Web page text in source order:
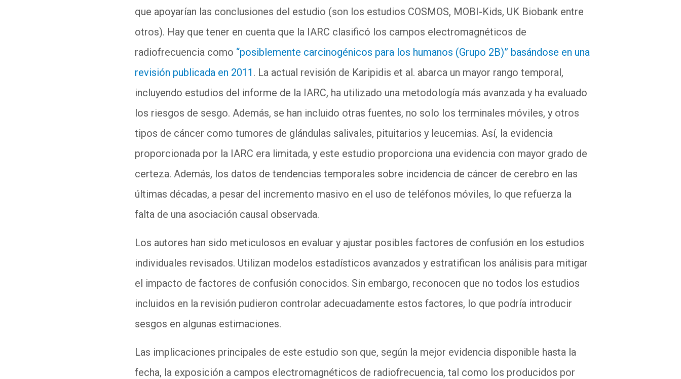
que apoyarían las conclusiones del estudio (son los estudios COSMOS, MOBI-Kids, UK Biobank entre
otros). Hay que tener en cuenta que la IARC clasificó los campos electromagnéticos de
radiofrecuencia como “posiblemente carcinogénicos para los humanos (Grupo 2B)” basándose en una
revisión publicada en 2011 . La actual revisión de Karipidis et al. abarca un mayor rango temporal,
incluyendo estudios del informe de la IARC, ha utilizado una metodología más avanzada y ha evaluado
los riesgos de sesgo. Además, se han incluido otras fuentes, no solo los terminales móviles, y otros
tipos de cáncer como tumores de glándulas salivales, pituitarios y leucemias. Así, la evidencia
proporcionada por la IARC era limitada, y este estudio proporciona una evidencia con mayor grado de
certeza. Además, los datos de tendencias temporales sobre incidencia de cáncer de cerebro en las
últimas décadas, a pesar del incremento masivo en el uso de teléfonos móviles, lo que refuerza la
falta de una asociación causal observada.
Los autores han sido meticulosos en evaluar y ajustar posibles factores de confusión en los estudios
individuales revisados. Utilizan modelos estadísticos avanzados y estratifican los análisis para mitigar
el impacto de factores de confusión conocidos. Sin embargo, reconocen que no todos los estudios
incluidos en la revisión pudieron controlar adecuadamente estos factores, lo que podría introducir
sesgos en algunas estimaciones.
Las implicaciones principales de este estudio son que, según la mejor evidencia disponible hasta la
fecha, la exposición a campos electromagnéticos de radiofrecuencia, tal como los producidos por